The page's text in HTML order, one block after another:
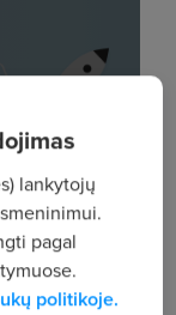
lankytojų
pagal
politikoje.